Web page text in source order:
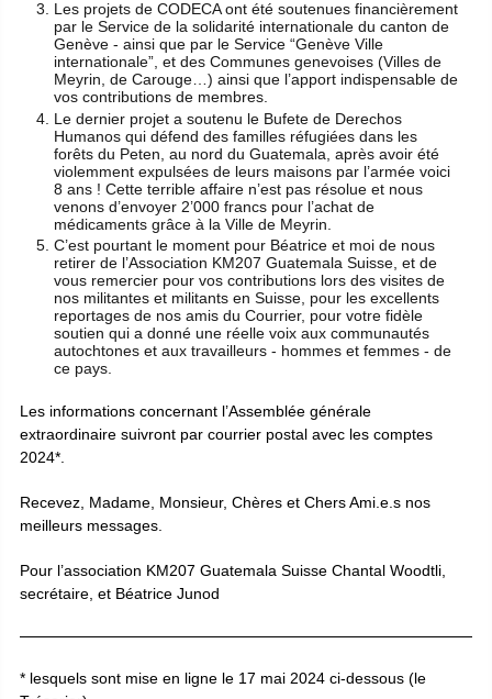
Les projets de CODECA ont été soutenues financièrement
par le Service de la solidarité internationale du canton de
Genève - ainsi que par le Service “Genève Ville
internationale”, et des Communes genevoises (Villes de
Meyrin, de Carouge…) ainsi que l’apport indispensable de
vos contributions de membres.
Le dernier projet a soutenu le Bufete de Derechos
Humanos qui défend des familles réfugiées dans les
forêts du Peten, au nord du Guatemala, après avoir été
violemment expulsées de leurs maisons par l’armée voici
8 ans ! Cette terrible affaire n’est pas résolue et nous
venons d’envoyer 2’000 francs pour l’achat de
médicaments grâce à la Ville de Meyrin.
C’est pourtant le moment pour Béatrice et moi de nous
retirer de l’Association KM207 Guatemala Suisse, et de
vous remercier pour vos contributions lors des visites de
nos militantes et militants en Suisse, pour les excellents
reportages de nos amis du Courrier, pour votre fidèle
soutien qui a donné une réelle voix aux communautés
autochtones et aux travailleurs - hommes et femmes - de
ce pays.
Les informations concernant l’Assemblée générale
extraordinaire suivront par courrier postal avec les comptes
2024*.
Recevez, Madame, Monsieur, Chères et Chers Ami.e.s nos
meilleurs messages.
Pour l’association KM207 Guatemala Suisse Chantal Woodtli,
secrétaire, et Béatrice Junod
* lesquels sont mise en ligne le 17 mai 2024 ci-dessous (le